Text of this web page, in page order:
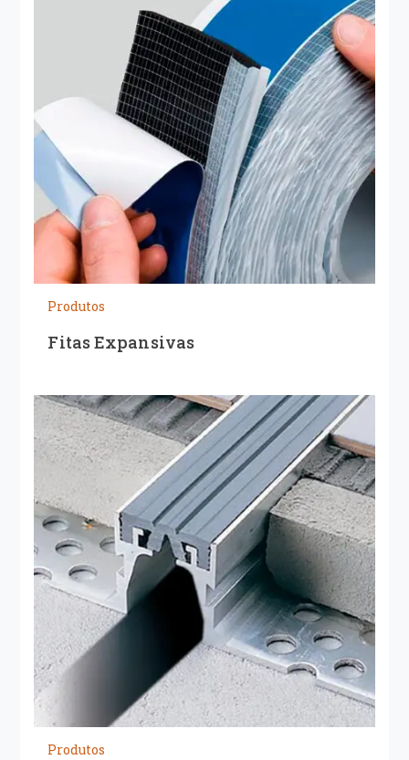
Produtos
Fitas Expansivas
Produtos